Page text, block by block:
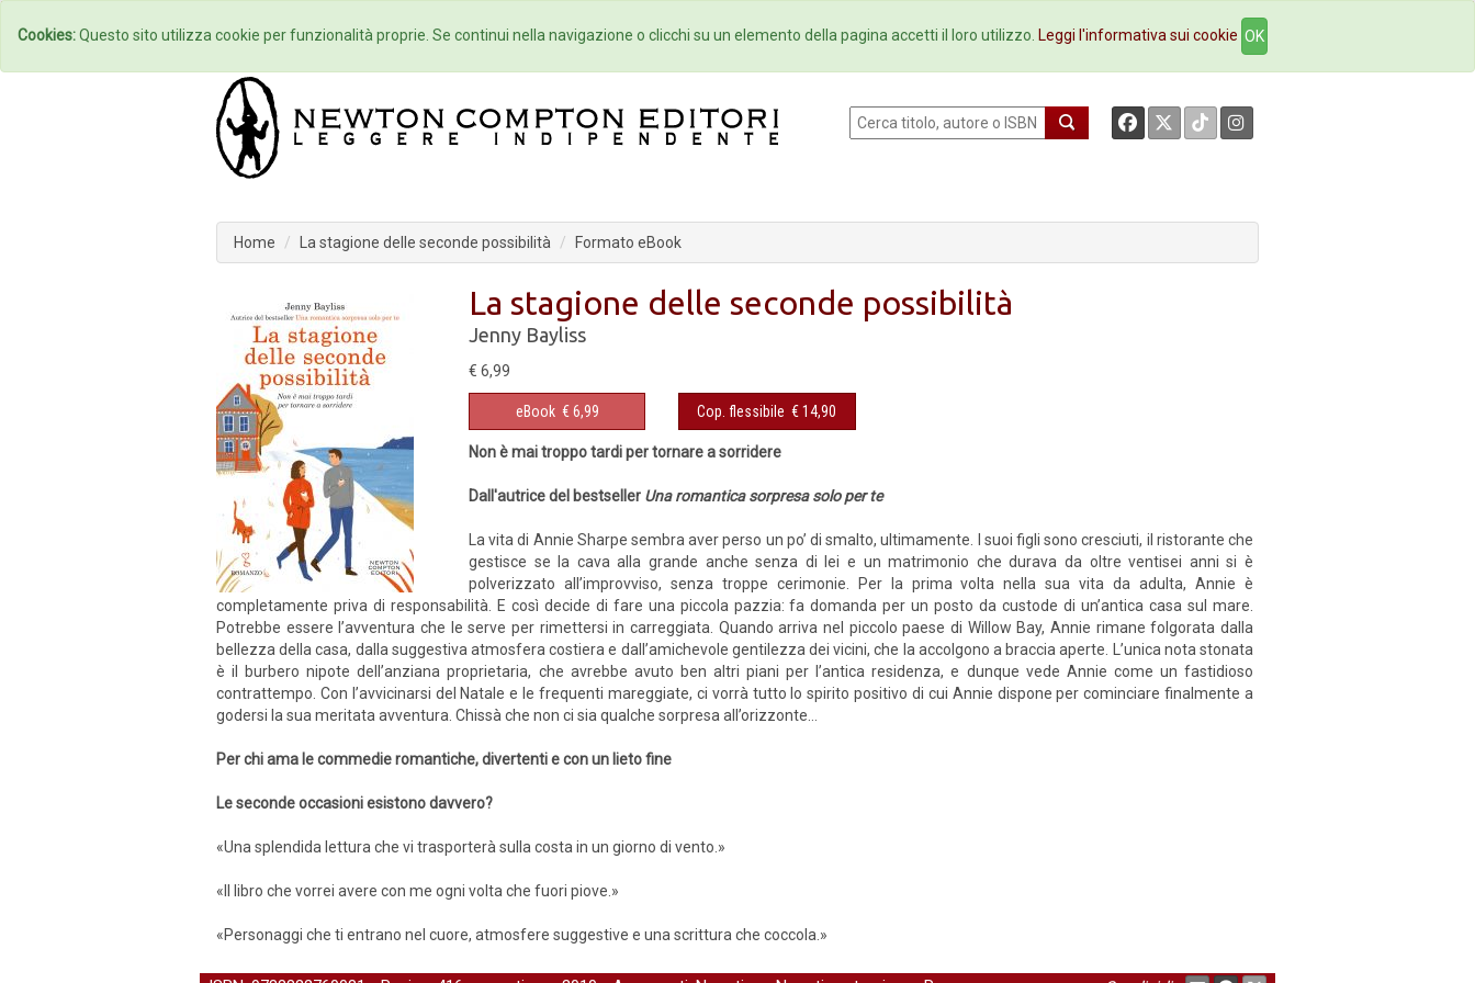
Home Autori Eventi Collane Newsletter Ebookstore Contatti
Home La stagione delle seconde possibilità Formato eBook
La stagione delle seconde possibilità
Jenny Bayliss
€ 6,99
eBook € 6,99 Cop. flessibile € 14,90
Non è mai troppo tardi per tornare a sorridere
Dall'autrice del bestseller Una romantica sorpresa solo per te
La vita di Annie Sharpe sembra aver perso un po’ di smalto, ultimamente. I suoi figli sono cresciuti, il ristorante che
gestisce se la cava alla grande anche senza di lei e un matrimonio che durava da oltre ventisei anni si è
polverizzato all’improvviso, senza troppe cerimonie. Per la prima volta nella sua vita da adulta, Annie è
completamente priva di responsabilità. E così decide di fare una piccola pazzia: fa domanda per un posto da custode di un’antica casa sul mare.
Potrebbe essere l’avventura che le serve per rimettersi in carreggiata. Quando arriva nel piccolo paese di Willow Bay, Annie rimane folgorata dalla
bellezza della casa, dalla suggestiva atmosfera costiera e dall’amichevole gentilezza dei vicini, che la accolgono a braccia aperte. L’unica nota stonata
è il burbero nipote dell’anziana proprietaria, che avrebbe avuto ben altri piani per l’antica residenza, e dunque vede Annie come un fastidioso
contrattempo. Con l’avvicinarsi del Natale e le frequenti mareggiate, ci vorrà tutto lo spirito positivo di cui Annie dispone per cominciare finalmente a
godersi la sua meritata avventura. Chissà che non ci sia qualche sorpresa all’orizzonte…
Per chi ama le commedie romantiche, divertenti e con un lieto fine
Le seconde occasioni esistono davvero?
«Una splendida lettura che vi trasporterà sulla costa in un giorno di vento.»
«Il libro che vorrei avere con me ogni volta che fuori piove.»
«Personaggi che ti entrano nel cuore, atmosfere suggestive e una scrittura che coccola.»
Cookies:Questo sito utilizza cookie per funzionalità proprie. Se continui nella navigazione o clicchi su un elemento della pagina accetti il loro utilizzo. Leggi l'informativa sui cookie OK